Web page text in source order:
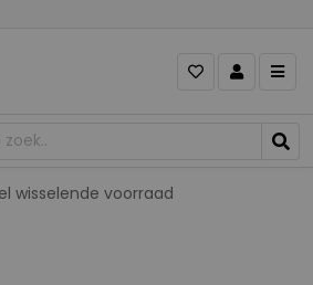
Gevarieerd aanbod